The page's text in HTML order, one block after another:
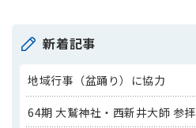
新着記事
地域行事（盆踊り）に協力
64期 大鷲神社・西新井大師 参拝